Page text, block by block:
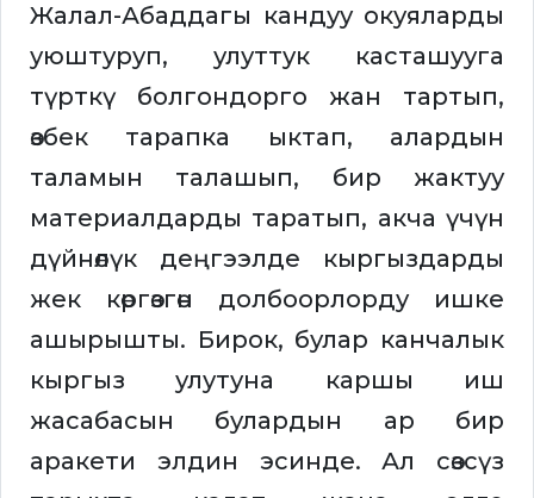
Жалал-Абаддагы кандуу окуяларды
уюштуруп, улуттук касташууга
түрткү болгондорго жан тартып,
өзбек тарапка ыктап, алардын
таламын талашып, бир жактуу
материалдарды таратып, акча үчүн
дүйнөлүк деңгээлде кыргыздарды
жек көргөзгөн долбоорлорду ишке
ашырышты. Бирок, булар канчалык
кыргыз улутуна каршы иш
жасабасын булардын ар бир
аракети элдин эсинде. Ал сөзсүз